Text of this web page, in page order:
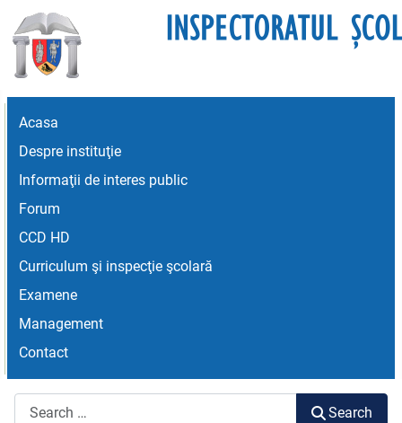
Acasa
Despre instituţie
Informaţii de interes public
Forum
CCD HD
Curriculum şi inspecţie şcolară
Examene
Management
Contact
Search